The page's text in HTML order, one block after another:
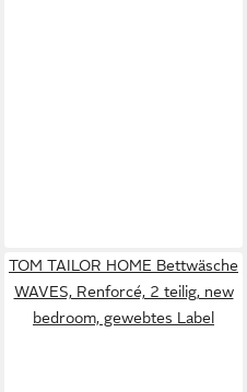
TOM TAILOR HOME Bettwäsche
WAVES, Renforcé, 2 teilig, new
bedroom, gewebtes Label